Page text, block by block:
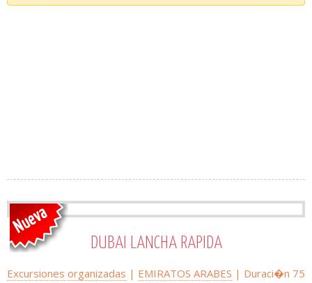
DUBAI LANCHA RAPIDA
Excursiones organizadas | EMIRATOS ARABES | Duraci�n 75